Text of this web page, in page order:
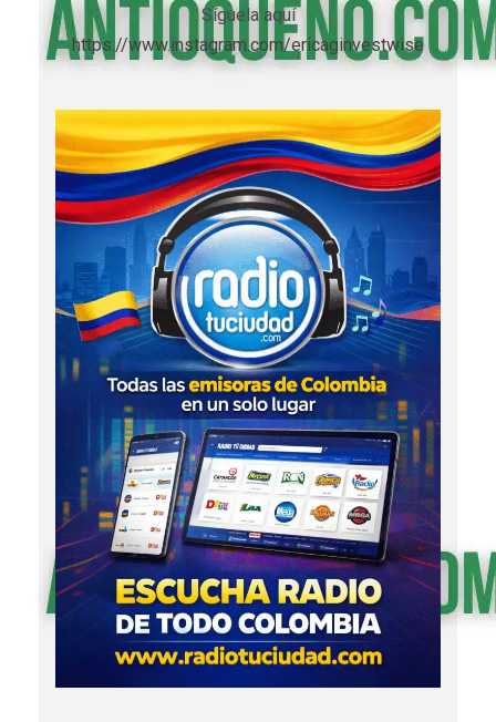
Síguela aquí
https://www.instagram.com/ericaginvestwise